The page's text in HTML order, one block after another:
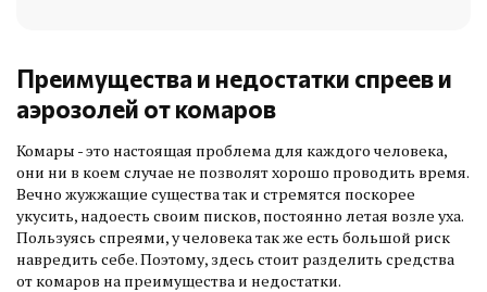
Преимущества и недостатки спреев и
аэрозолей от комаров
Комары - это настоящая проблема для каждого человека,
они ни в коем случае не позволят хорошо проводить время.
Вечно жужжащие существа так и стремятся поскорее
укусить, надоесть своим писков, постоянно летая возле уха.
Пользуясь спреями, у человека так же есть большой риск
навредить себе. Поэтому, здесь стоит разделить средства
от комаров на преимущества и недостатки.